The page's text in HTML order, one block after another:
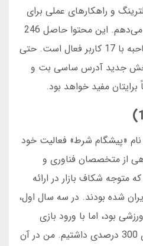
و راهکارهای عملی برای
دسترسی پایدار را هم شرح می‌دهم. این محتوا حاصل 246
ساعت استفاده عملی و مصاحبه با 17 کاربر فعال است. حتی
بخش جدید آدرس ساسی بت و
مفید خواهد بود.
بت در سال 1395 با نام «پیشگام شرط» فعالیت خود
از متخصصان فناوری و
متوجه شکاف بازار در ارائه
شده بودند. در سه سال اول،
بود، اما با ورود بازی
انفجار در 1398، رشد کاربری 300 درصدی داشتیم. من در آن